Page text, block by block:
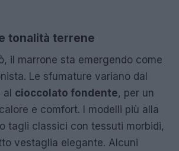
tonalità terrene
il marrone sta emergendo come
Le sfumature variano dal
al cioccolato fondente, per un
e comfort. I modelli più alla
tagli classici con tessuti morbidi,
vestaglia elegante. Alcuni